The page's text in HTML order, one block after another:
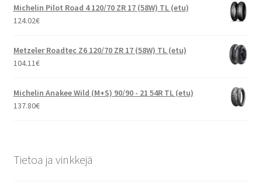
Michelin Pilot Road 4 120/70 ZR 17 (58W) TL (etu)
124.02€
Metzeler Roadtec Z6 120/70 ZR 17 (58W) TL (etu)
104.11€
Michelin Anakee Wild (M+S) 90/90 - 21 54R TL (etu)
137.80€
Tietoa ja vinkkejä